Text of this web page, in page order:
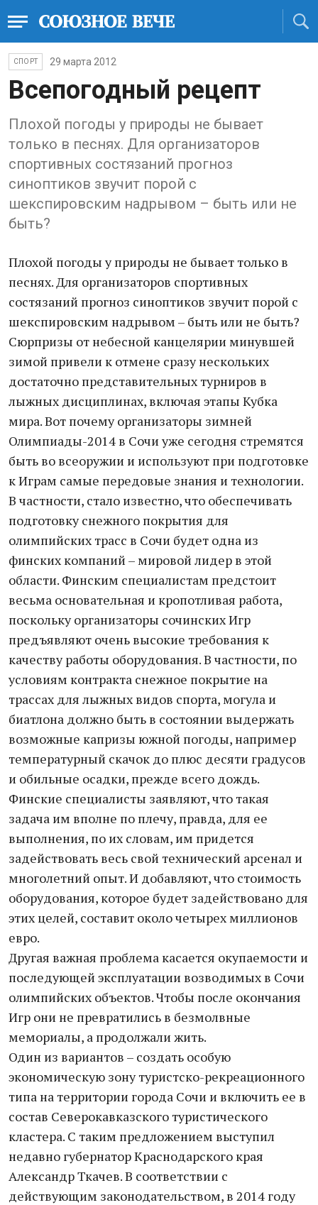
СПОРТ 29 марта 2012
Всепогодный рецепт
Плохой погоды у природы не бывает
только в песнях. Для организаторов
спортивных состязаний прогноз
синоптиков звучит порой с
шекспировским надрывом – быть или не
быть?
Плохой погоды у природы не бывает только в
песнях. Для организаторов спортивных
состязаний прогноз синоптиков звучит порой с
шекспировским надрывом – быть или не быть?
Сюрпризы от небесной канцелярии минувшей
зимой привели к отмене сразу нескольких
достаточно представительных турниров в
лыжных дисциплинах, включая этапы Кубка
мира. Вот почему организаторы зимней
Олимпиады-2014 в Сочи уже сегодня стремятся
быть во всеоружии и используют при подготовке
к Играм самые передовые знания и технологии.
В частности, стало известно, что обеспечивать
подготовку снежного покрытия для
олимпийских трасс в Сочи будет одна из
финских компаний – мировой лидер в этой
области. Финским специалистам предстоит
весьма основательная и кропотливая работа,
поскольку организаторы сочинских Игр
предъявляют очень высокие требования к
качеству работы оборудования. В частности, по
условиям контракта снежное покрытие на
трассах для лыжных видов спорта, могула и
биатлона должно быть в состоянии выдержать
возможные капризы южной погоды, например
температурный скачок до плюс десяти градусов
и обильные осадки, прежде всего дождь.
Финские специалисты заявляют, что такая
задача им вполне по плечу, правда, для ее
выполнения, по их словам, им придется
задействовать весь свой технический арсенал и
многолетний опыт. И добавляют, что стоимость
оборудования, которое будет задействовано для
этих целей, составит около четырех миллионов
евро.
Другая важная проблема касается окупаемости и
последующей эксплуатации возводимых в Сочи
олимпийских объектов. Чтобы после окончания
Игр они не превратились в безмолвные
мемориалы, а продолжали жить.
Один из вариантов – создать особую
экономическую зону туристско-рекреационного
типа на территории города Сочи и включить ее в
состав Северокавказского туристического
кластера. С таким предложением выступил
недавно губернатор Краснодарского края
Александр Ткачев. В соответствии с
действующим законодательством, в 2014 году